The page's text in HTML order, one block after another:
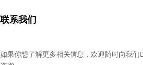
联系我们
如果你想了解更多相关信息，欢迎随时向我